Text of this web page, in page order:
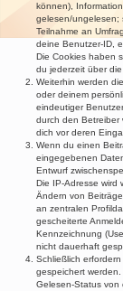
können),
gelesen/ungelesen;
Teilnahme an
deine Benutzer-ID,
Die Cookies haben
du jederzeit über die
Weiterhin werden
oder deinem
eindeutiger
durch den Betreiber
dich vor deren
Wenn du einen
eingegebenen
Entwurf
Die IP-Adresse wird
Ändern von
an zentralen
gescheiterte
Kennzeichnung
nicht dauerhaft
Schließlich
gespeichert
Gelesen-Status von